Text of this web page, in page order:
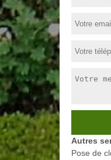
Autres
Pose de